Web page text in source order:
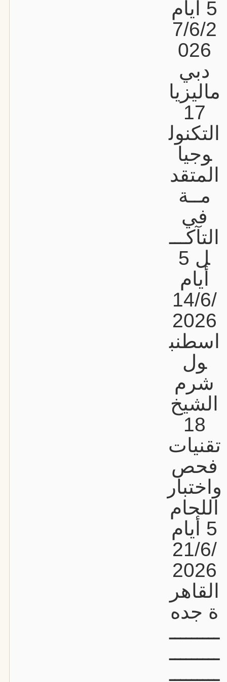
5 أيام
7/6/2
026
دبي
ماليزيا
17
التكنول
وجيا
المتقد
مــة
في
التآكـــ
ل 5
أيام
14/6/
2026
اسطنب
ول
شرم
الشيخ
18
تقنيات
فحص
واختبار
اللحام
5 أيام
21/6/
2026
القاهر
ة جده
ـــــــــ
ـــــــــ
ـــــــــ